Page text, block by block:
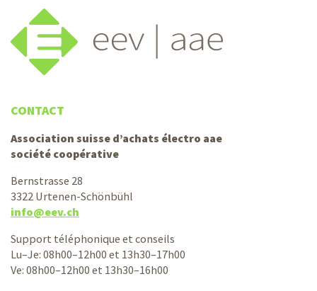
CONTACT
Association suisse d’achats électro aae
société coopérative
Bernstrasse 28
3322 Urtenen-Schönbühl
info@eev.ch
Support téléphonique et conseils
Lu–Je: 08h00–12h00 et 13h30–17h00
Ve: 08h00–12h00 et 13h30–16h00